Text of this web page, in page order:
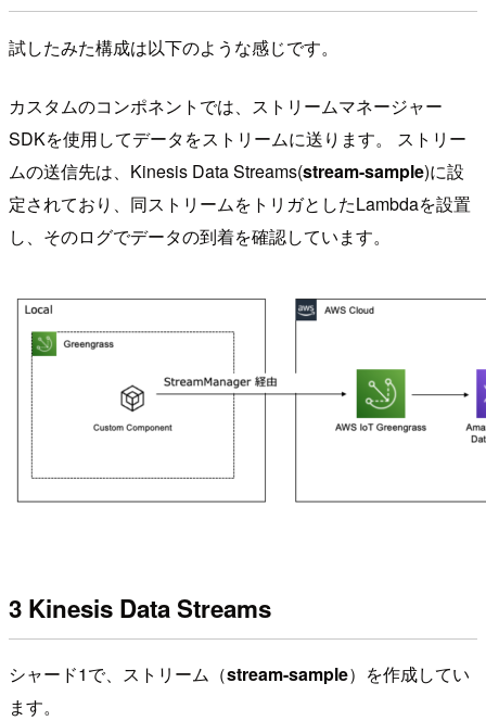
試したみた構成は以下のような感じです。
カスタムのコンポネントでは、ストリームマネージャー
SDKを使用してデータをストリームに送ります。 ストリー
ムの送信先は、Kinesis Data Streams(stream-sample)に設
定されており、同ストリームをトリガとしたLambdaを設置
し、そのログでデータの到着を確認しています。
3 Kinesis Data Streams
シャード1で、ストリーム（stream-sample）を作成してい
ます。